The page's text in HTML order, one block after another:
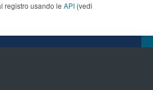
registro usando le API (vedi